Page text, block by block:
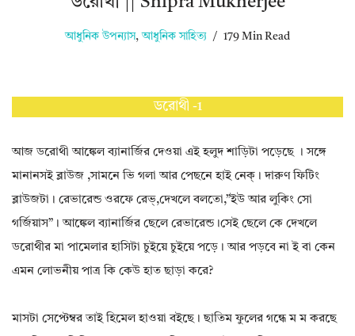
আধুনিক উপন্যাস, আধুনিক সাহিত্য 179 Min Read
ডরোথী -1
আজ ডরোথী আঙ্কেল ব্যানার্জির দেওয়া এই হলুদ শাড়িটা পড়েছে । সঙ্গে
মানানসই ব্লাউজ ,সামনে ভি গলা আর পেছনে হাই নেক্। দারুণ ফিটিং
ব্লাউজটা। রেভারেন্ড ওরফে রেভ্,দেখলে বলতো,”ইউ আর লুকিং সো
গর্জিয়াস”। আঙ্কেল ব্যানার্জির ছেলে রেভারেন্ড।সেই ছেলে কে দেখলে
ডরোথীর মা পামেলার হাসিটা চুইয়ে চুইয়ে পড়ে। আর পড়বে না ই বা কেন
এমন লোভনীয় পাত্র কি কেউ হাত ছাড়া করে?
মাসটা সেপ্টেম্বর তাই হিমেল হাওয়া বইছে। ছাতিম ফুলের গন্ধে ম ম করছে